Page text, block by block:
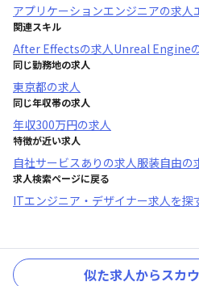
アプリケーションエンジニアの求人
関連スキル
After Effectsの求人Unreal Engine
同じ勤務地の求人
東京都の求人
同じ年収帯の求人
年収300万円の求人
特徴が近い求人
自社サービスあり の求人服装自由の
求人検索ページに戻る
ITエンジニア・デザイナー求人を探
似た求人からスカ